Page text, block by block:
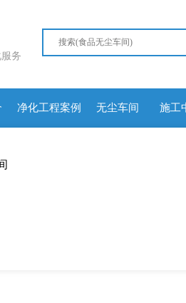
务
净化工程案例 无尘车间 施工